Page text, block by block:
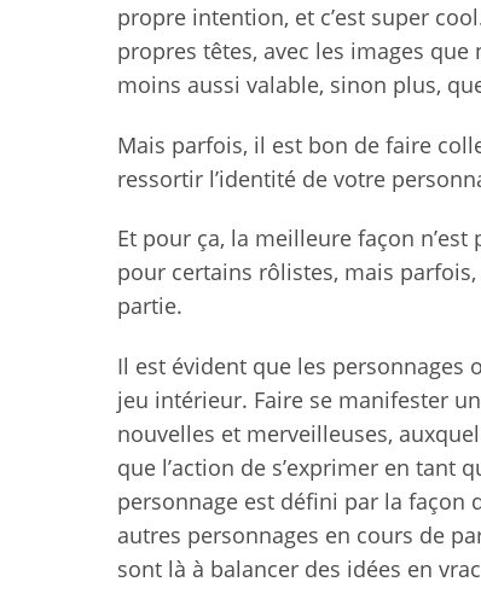
propre intention, et c’est super
propres têtes, avec les images
moins aussi valable, sinon plus,
Mais parfois, il est bon de faire
ressortir l’identité de votre
Et pour ça, la meilleure façon
pour certains rôlistes, mais parfois,
partie.
Il est évident que les personnages
jeu intérieur. Faire se manifester
nouvelles et merveilleuses,
que l’action de s’exprimer en tant
personnage est défini par la façon
autres personnages en cours de
sont là à balancer des idées en